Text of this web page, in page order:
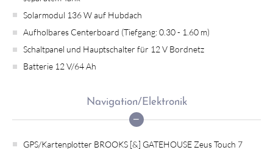
Solarmodul 136 W auf Hubdach
Aufholbares Centerboard (Tiefgang: 0.30 - 1.60 m)
Schaltpanel und Hauptschalter für 12 V Bordnetz
Batterie 12 V/64 Ah
Navigation/Elektronik
GPS/Kartenplotter BROOKS [&] GATEHOUSE Zeus Touch 7